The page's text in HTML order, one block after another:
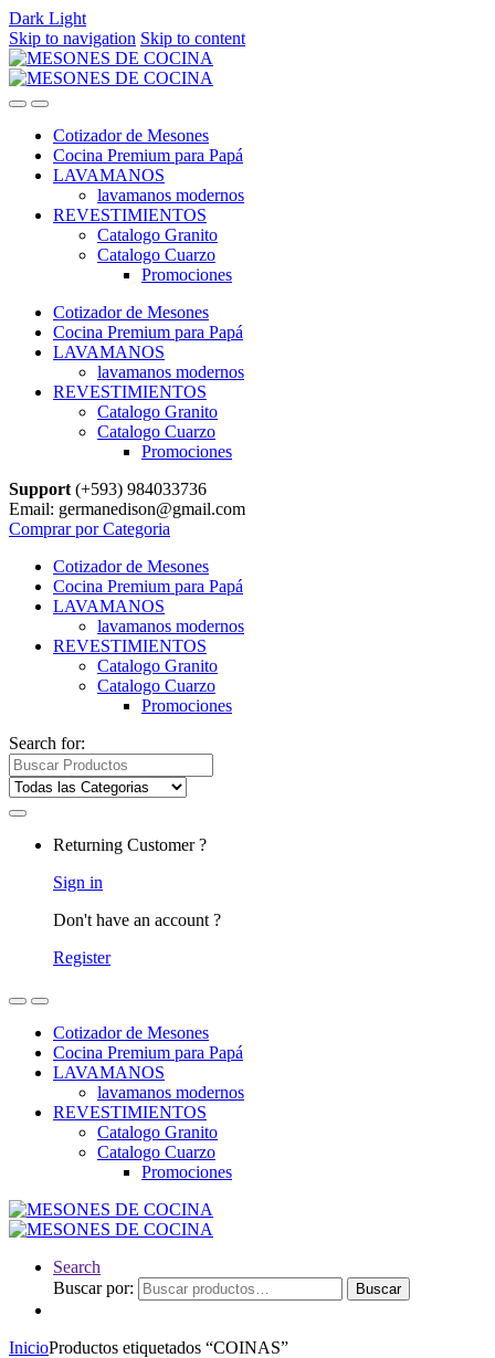
Dark Light
Skip to navigation Skip to content
Cotizador de Mesones
Cocina Premium para Papá
LAVAMANOS
lavamanos modernos
REVESTIMIENTOS
Catalogo Granito
Catalogo Cuarzo
Promociones
Cotizador de Mesones
Cocina Premium para Papá
LAVAMANOS
lavamanos modernos
REVESTIMIENTOS
Catalogo Granito
Catalogo Cuarzo
Promociones
Support (+593) 984033736
Email: germanedison@gmail.com
Comprar por Categoria
Cotizador de Mesones
Cocina Premium para Papá
LAVAMANOS
lavamanos modernos
REVESTIMIENTOS
Catalogo Granito
Catalogo Cuarzo
Promociones
Search for:
Returning Customer ?
Sign in
Don't have an account ?
Register
Cotizador de Mesones
Cocina Premium para Papá
LAVAMANOS
lavamanos modernos
REVESTIMIENTOS
Catalogo Granito
Catalogo Cuarzo
Promociones
Search
Buscar por:
Buscar
InicioProductos etiquetados “COINAS”